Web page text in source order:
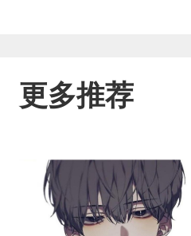
更多推荐